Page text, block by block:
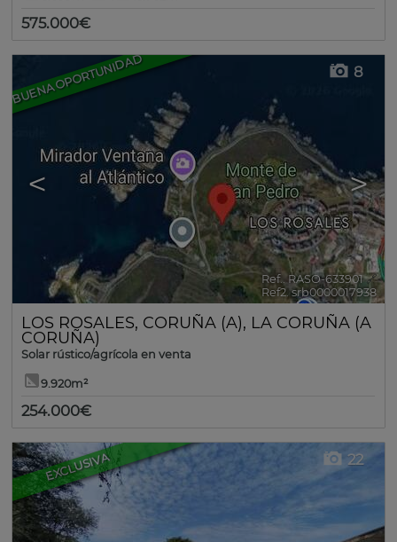
575.000€
BUENA OPORTUNIDAD
< >
8
Ref.. RASO-633901 🔗
Ref2. srb0000017938
LOS ROSALES, CORUÑA (A), LA CORUÑA (A
CORUÑA)
Solar rústico/agrícola en venta
9.920m²
254.000€
EXCLUSIVA 22